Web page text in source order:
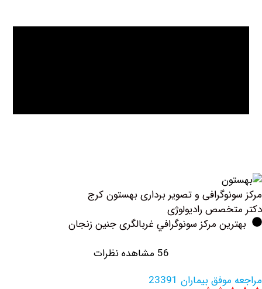
و تصویر برداری بهستون کرج
رادیولوژی
مرکز سونوگرافي غربالگری جنین زنجان
بیماران 23391